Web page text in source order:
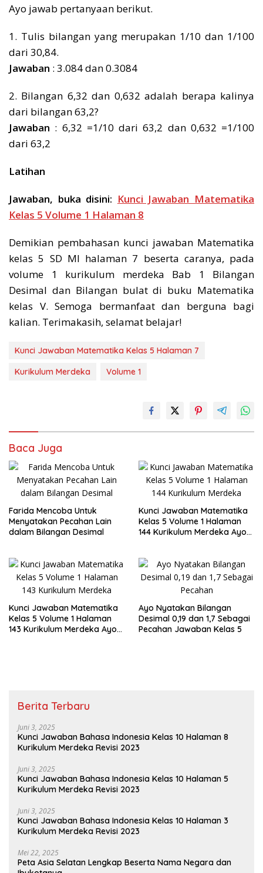
Ayo jawab pertanyaan berikut.
1. Tulis bilangan yang merupakan 1/10 dan 1/100
dari 30,84.
Jawaban : 3.084 dan 0.3084
2. Bilangan 6,32 dan 0,632 adalah berapa kalinya
dari bilangan 63,2?
Jawaban : 6,32 =1/10 dari 63,2 dan 0,632 =1/100
dari 63,2
Latihan
Jawaban, buka disini: Kunci Jawaban Matematika
Kelas 5 Volume 1 Halaman 8
Demikian pembahasan kunci jawaban Matematika
kelas 5 SD MI halaman 7 beserta caranya, pada
volume 1 kurikulum merdeka Bab 1 Bilangan
Desimal dan Bilangan bulat di buku Matematika
kelas V. Semoga bermanfaat dan berguna bagi
kalian. Terimakasih, selamat belajar!
Kunci Jawaban Matematika Kelas 5 Halaman 7
Kurikulum Merdeka
Volume 1
Baca Juga
Farida Mencoba Untuk
Menyatakan Pecahan Lain
dalam Bilangan Desimal
Kunci Jawaban Matematika
Kelas 5 Volume 1 Halaman
144 Kurikulum Merdeka Ayo
Kunci Jawaban Matematika
Kelas 5 Volume 1 Halaman
143 Kurikulum Merdeka Ayo
Ayo Nyatakan Bilangan
Desimal 0,19 dan 1,7 Sebagai
Pecahan Jawaban Kelas 5
Berita Terbaru
Juni 3, 2025
Kunci Jawaban Bahasa Indonesia Kelas 10 Halaman 8
Kurikulum Merdeka Revisi 2023
Juni 3, 2025
Kunci Jawaban Bahasa Indonesia Kelas 10 Halaman 5
Kurikulum Merdeka Revisi 2023
Juni 3, 2025
Kunci Jawaban Bahasa Indonesia Kelas 10 Halaman 3
Kurikulum Merdeka Revisi 2023
Mei 22, 2025
Peta Asia Selatan Lengkap Beserta Nama Negara dan